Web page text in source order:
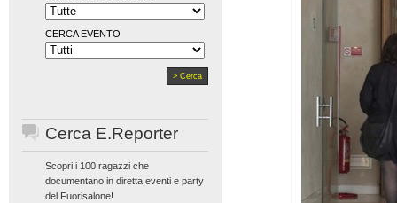
CERCA EVENTO
Cerca E.Reporter
Scopri i 100 ragazzi che
documentano in diretta eventi e party
del Fuorisalone!